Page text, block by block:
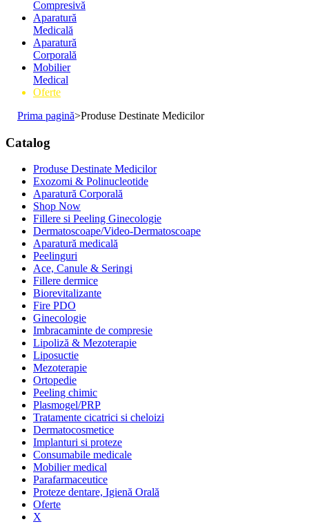
Compresivă
Aparatură
Medicală
Aparatură
Corporală
Mobilier
Medical
Oferte
Prima pagină>Produse Destinate Medicilor
Catalog
Produse Destinate Medicilor
Exozomi & Polinucleotide
Aparatură Corporală
Shop Now
Fillere si Peeling Ginecologie
Dermatoscoape/Video-Dermatoscoape
Aparatură medicală
Peelinguri
Ace, Canule & Seringi
Fillere dermice
Biorevitalizante
Fire PDO
Ginecologie
Imbracaminte de compresie
Lipoliză & Mezoterapie
Liposuctie
Mezoterapie
Ortopedie
Peeling chimic
Plasmogel/PRP
Tratamente cicatrici si cheloizi
Dermatocosmetice
Implanturi si proteze
Consumabile medicale
Mobilier medical
Parafarmaceutice
Proteze dentare, Igienă Orală
Oferte
X